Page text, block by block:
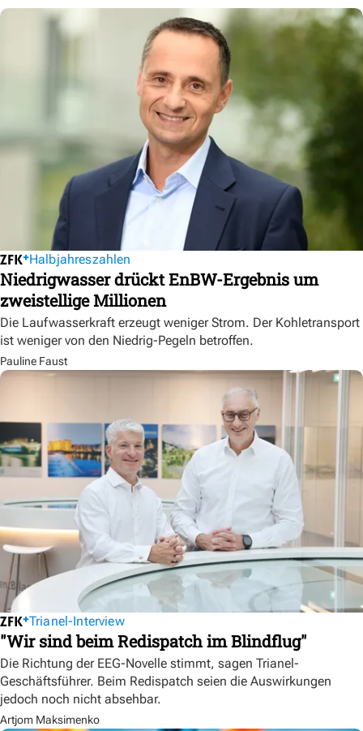
Halbjahreszahlen
Niedrigwasser drückt EnBW-Ergebnis um
zweistellige Millionen
Die Laufwasserkraft erzeugt weniger Strom. Der Kohletransport
ist weniger von den Niedrig-Pegeln betroffen.
Pauline Faust
Trianel-Interview
"Wir sind beim Redispatch im Blindflug"
Die Richtung der EEG-Novelle stimmt, sagen Trianel-
Geschäftsführer. Beim Redispatch seien die Auswirkungen
jedoch noch nicht absehbar.
Artjom Maksimenko